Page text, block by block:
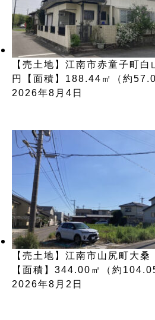
【売土地】江南市赤童子町
円【面積】188.44㎡（約
2026年8月4日
【売土地】江南市山尻町大
【面積】344.00㎡（約
2026年8月2日